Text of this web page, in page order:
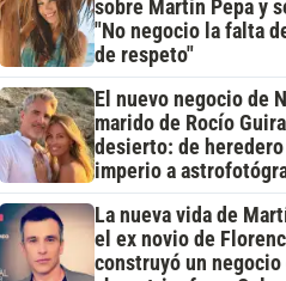
sobre Martín Pepa y
"No negocio la falta
de respeto"
El nuevo negocio de
marido de Rocío
desierto: de heredero
imperio a
La nueva vida de
el ex novio de
construyó un